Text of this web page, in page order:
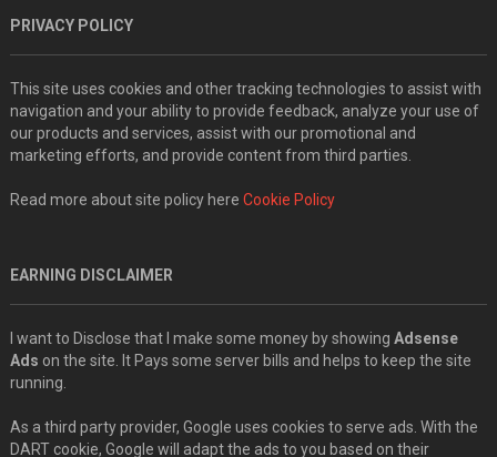
PRIVACY POLICY
This site uses cookies and other tracking technologies to assist with
navigation and your ability to provide feedback, analyze your use of
our products and services, assist with our promotional and
marketing efforts, and provide content from third parties.
Read more about site policy here Cookie Policy
EARNING DISCLAIMER
I want to Disclose that I make some money by showing Adsense
Ads on the site. It Pays some server bills and helps to keep the site
running.
As a third party provider, Google uses cookies to serve ads. With the
DART cookie, Google will adapt the ads to you based on their